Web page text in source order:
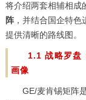
将介绍两套相辅相
阵，并结合国企特色
提供清晰的路线图。
1.1 战略罗盘
画像
GE/麦肯锡矩阵